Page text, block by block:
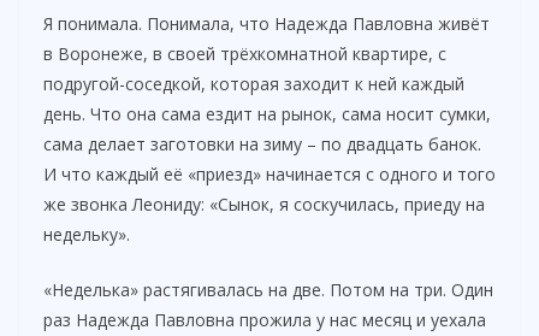
Я понимала. Понимала, что Надежда Павловна живёт
в Воронеже, в своей трёхкомнатной квартире, с
подругой-соседкой, которая заходит к ней каждый
день. Что она сама ездит на рынок, сама носит сумки,
сама делает заготовки на зиму – по двадцать банок.
И что каждый её «приезд» начинается с одного и того
же звонка Леониду: «Сынок, я соскучилась, приеду на
недельку».
«Неделька» растягивалась на две. Потом на три. Один
раз Надежда Павловна прожила у нас месяц и уехала